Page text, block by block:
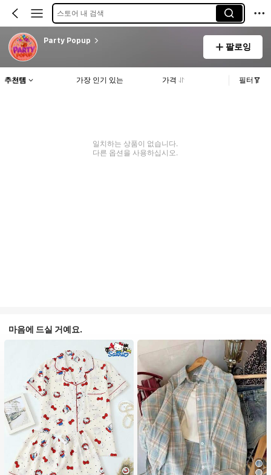
스토어 내 검색
Party Popup
팔로잉
추천템 가장 인기 있는 가격 필터
일치하는 상품이 없습니다.
다른 옵션을 사용하십시오.
마음에 드실 거예요.